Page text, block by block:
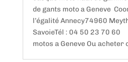
de gants moto a Geneve
l’égalité Annecy74960
SavoieTél : 04 50 23 70 60
motos a Geneve Ou acheter